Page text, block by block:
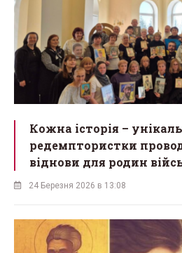
Кожна історія –
редемптористки
віднови для родин
24 Березня 2026 в 13:08